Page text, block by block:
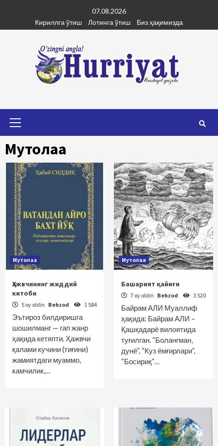
content
07.08.2026
Кириллга ўтиш
Лотинга ўтиш Биз ҳақимизда
Мутолаа
Мутолаа
Ҳажвчининг жиддий
китоби
5 oy oldin Behzod 1 584
Эътироз билдиришга
шошилманг — гап жанр
ҳақида кетяпти. Ҳажвчи
қалами кучини (тиғини)
жамиятдаги муаммо,
камчилик,…
Мутолаа
Башарият қайиғи
7 oy oldin Behzod 3 520
Байрам АЛИ Муаллиф
ҳақида: Байрам АЛИ –
Қашқадарё вилоятида
туғилган. “Болангман,
дунё”, “Куз ёмғирлари”,
“Босириқ”…